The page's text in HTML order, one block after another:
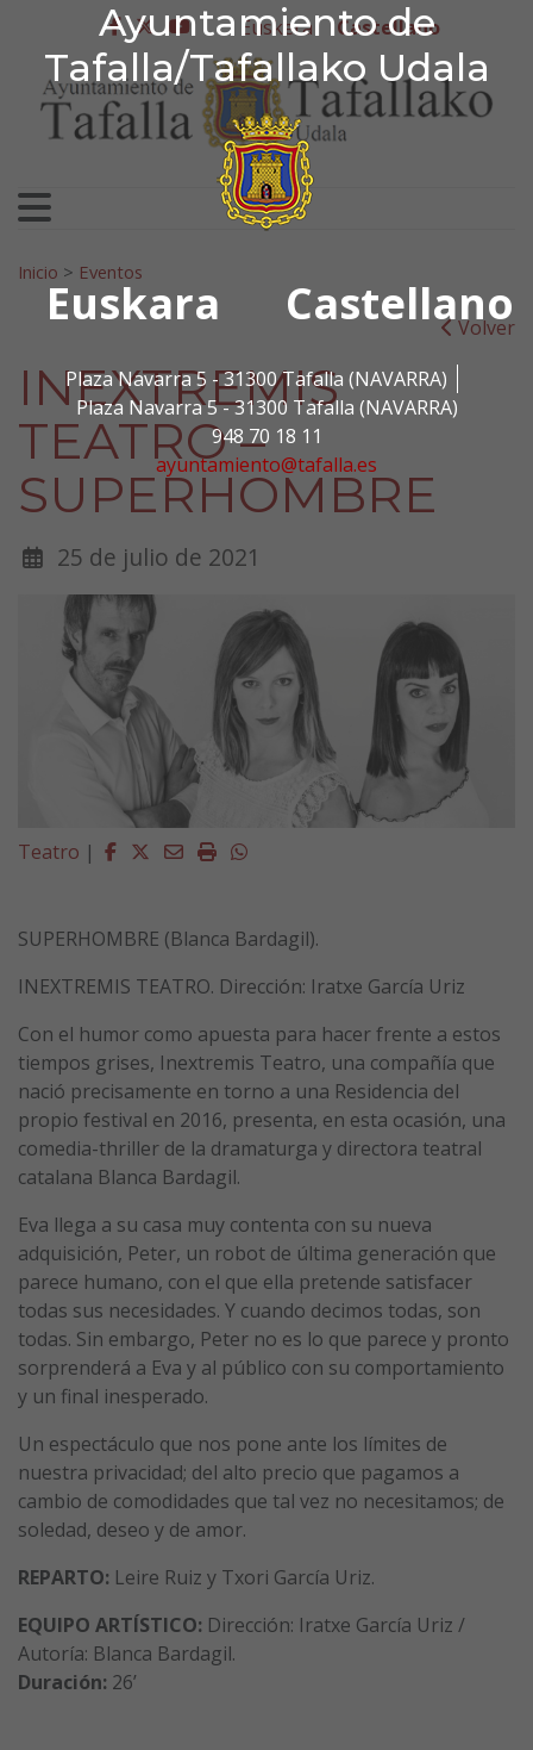
Ayuntamiento de
Tafalla/Tafallako Udala
Euskara Castellano
Plaza Navarra 5 - 31300 Tafalla (NAVARRA)
Plaza Navarra 5 - 31300 Tafalla (NAVARRA)
948 70 18 11
ayuntamiento@tafalla.es
Ir al contenido
Ayuntamiento de
facebook
twitter
youtube
Euskera Castellano
Search for:
Inicio > Eventos
Volver
INEXTREMIS
TEATRO –
SUPERHOMBRE
25 de julio de 2021
Teatro | Facebook
Twitter
EmailImprimirWhatsapp
SUPERHOMBRE (Blanca Bardagil).
INEXTREMIS TEATRO. Dirección: Iratxe García Uriz
Con el humor como apuesta para hacer frente a estos
tiempos grises, Inextremis Teatro, una compañía que
nació precisamente en torno a una Residencia del
propio festival en 2016, presenta, en esta ocasión, una
comedia-thriller de la dramaturga y directora teatral
catalana Blanca Bardagil.
Eva llega a su casa muy contenta con su nueva
adquisición, Peter, un robot de última generación que
parece humano, con el que ella pretende satisfacer
todas sus necesidades. Y cuando decimos todas, son
todas. Sin embargo, Peter no es lo que parece y pronto
sorprenderá a Eva y al público con su comportamiento
y un final inesperado.
Un espectáculo que nos pone ante los límites de
nuestra privacidad; del alto precio que pagamos a
cambio de comodidades que tal vez no necesitamos; de
soledad, deseo y de amor.
REPARTO: Leire Ruiz y Txori García Uriz.
EQUIPO ARTÍSTICO: Dirección: Iratxe García Uriz /
Autoría: Blanca Bardagil.
Duración: 26’